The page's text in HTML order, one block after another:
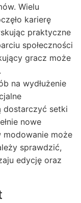
Wielu
karierę
praktyczne
społeczności
gracz może
na wydłużenie
dostarczyć setki
nowe
może
sprawdzić,
edycję oraz